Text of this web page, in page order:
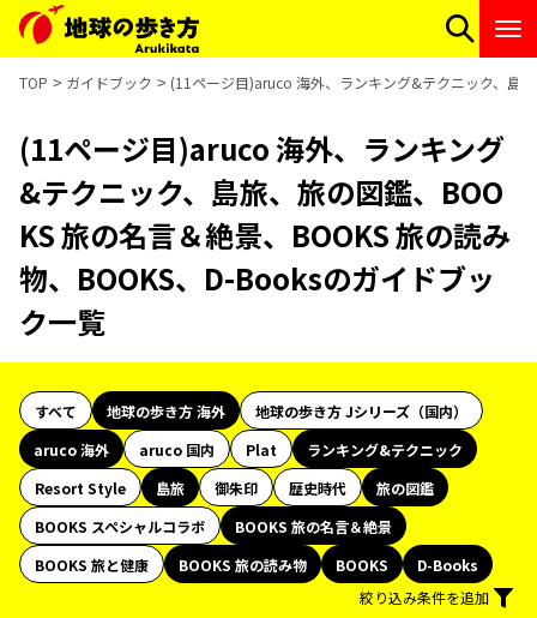
TOP ガイドブック (11ページ目)aruco 海外、ランキング&テクニック、島
(11ページ目)aruco 海外、ランキング
&テクニック、島旅、旅の図鑑、BOO
KS 旅の名言＆絶景、BOOKS 旅の読み
物、BOOKS、D-Booksのガイドブッ
ク一覧
すべて 地球の歩き方 海外
地球の歩き方 Jシリーズ（国内）
aruco 海外
aruco 国内 Plat
ランキング&テクニック
Resort Style
島旅 御朱印 歴史時代
旅の図鑑
BOOKS スペシャルコラボ
BOOKS 旅の名言＆絶景
BOOKS 旅と健康
BOOKS 旅の読み物 BOOKS
D-Books
絞り込み条件を追加